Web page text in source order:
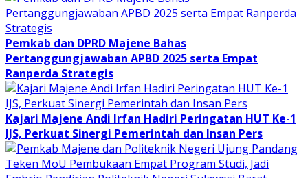
Pemkab dan DPRD Majene Bahas
Pertanggungjawaban APBD 2025 serta Empat
Ranperda Strategis
Kajari Majene Andi Irfan Hadiri Peringatan HUT Ke-1
IJS, Perkuat Sinergi Pemerintah dan Insan Pers